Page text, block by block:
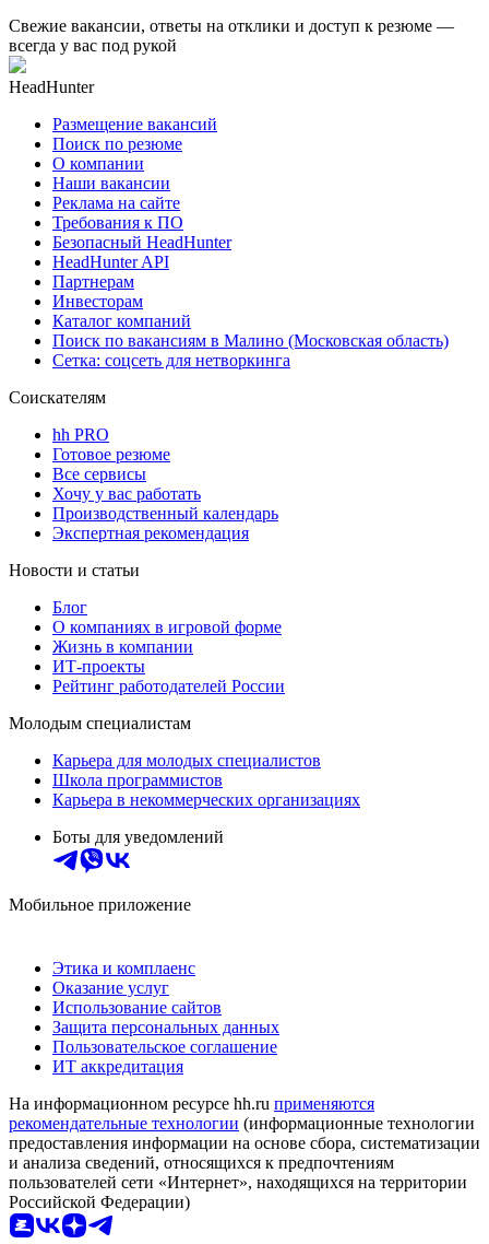
Свежие вакансии, ответы на отклики и доступ к резюме —
всегда у вас под рукой
HeadHunter
Размещение вакансий
Поиск по резюме
О компании
Наши вакансии
Реклама на сайте
Требования к ПО
Безопасный HeadHunter
HeadHunter API
Партнерам
Инвесторам
Каталог компаний
Поиск по вакансиям в Малино (Московская область)
Сетка: соцсеть для нетворкинга
Соискателям
hh PRO
Готовое резюме
Все сервисы
Хочу у вас работать
Производственный календарь
Экспертная рекомендация
Новости и статьи
Блог
О компаниях в игровой форме
Жизнь в компании
ИТ-проекты
Рейтинг работодателей России
Молодым специалистам
Карьера для молодых специалистов
Школа программистов
Карьера в некоммерческих организациях
Боты для уведомлений
Мобильное приложение
Этика и комплаенс
Оказание услуг
Использование сайтов
Защита персональных данных
Пользовательское соглашение
ИТ аккредитация
На информационном ресурсе hh.ru применяются
рекомендательные технологии (информационные технологии
предоставления информации на основе сбора, систематизации
и анализа сведений, относящихся к предпочтениям
пользователей сети «Интернет», находящихся на территории
Российской Федерации)